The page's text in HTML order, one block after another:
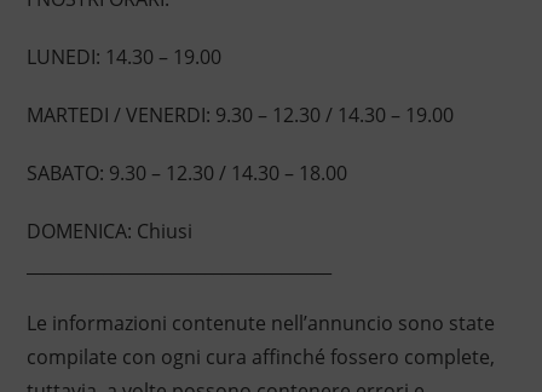
LUNEDI: 14.30 – 19.00
MARTEDI / VENERDI: 9.30 – 12.30 / 14.30 – 19.00
SABATO: 9.30 – 12.30 / 14.30 – 18.00
DOMENICA: Chiusi
Le informazioni contenute nell’annuncio sono state
compilate con ogni cura affinché fossero complete,